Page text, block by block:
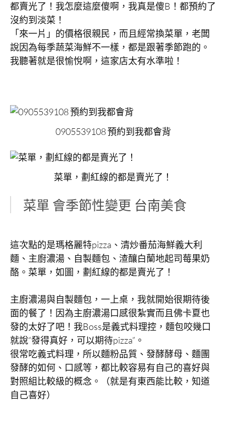
都賣光了！我怎麼這麼傻啊，我真是傻B！都預約了
沒約到淡菜！
「來一片」的價格很親民，而且經常換菜單，老闆
說因為每季蔬菜海鮮不一樣，都是跟著季節跑的。
我聽著就是很愉悅啊，這家店太有水準啦！
0905539108 預約到我都會背
菜單，劃紅線的都是賣光了！
菜單 會季節性變更 台南美食
這次點的是瑪格麗特pizza、清炒番茄海鮮義大利
麵、主廚濃湯、自製麵包、渣釀白蘭地起司莓果奶
酪。菜單，如圖，劃紅線的都是賣光了！
主廚濃湯與自製麵包，一上桌，我就開始很期待後
面的餐了！因為主廚濃湯口感很紮實而且佛卡夏也
發的太好了吧！我Boss是義式料理控，麵包咬幾口
就說“發得真好，可以期待pizza”。
很常吃義式料理，所以麵粉品質、發酵酵母、麵團
發酵的如何、口感等，都比較容易有自己的喜好與
對照組比較級的概念。（就是有東西能比較，知道
自己喜好）